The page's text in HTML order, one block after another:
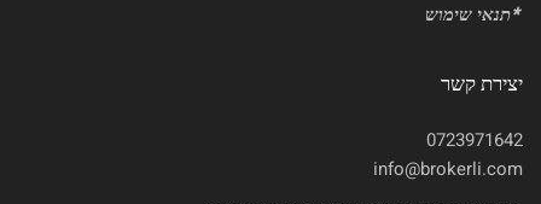
*תנאי שימוש
יצירת קשר
0723971642
info@brokerli.com